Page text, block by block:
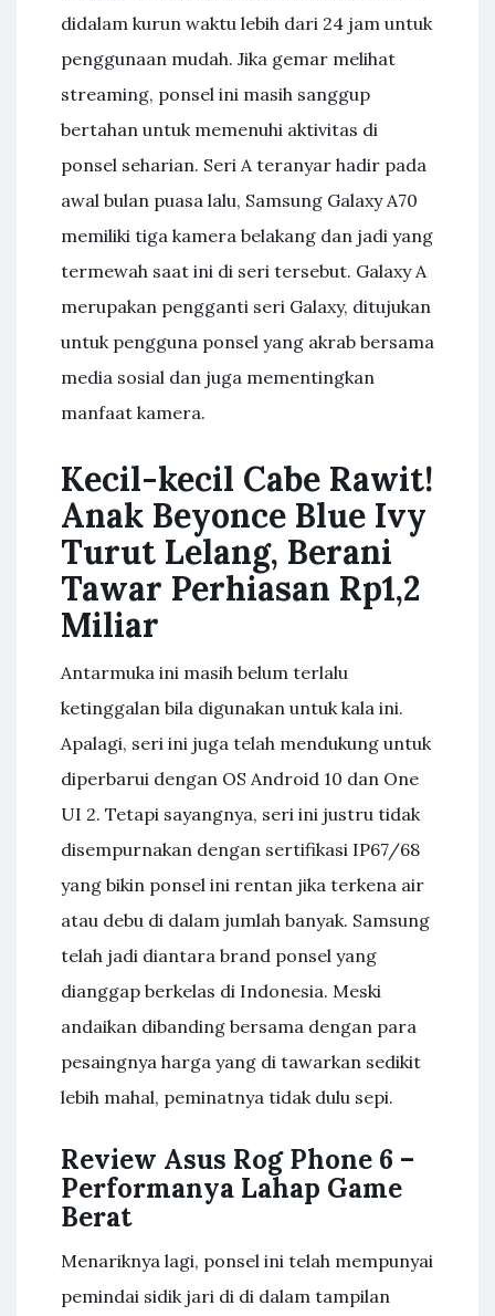
didalam kurun waktu lebih dari 24 jam untuk
penggunaan mudah. Jika gemar melihat
streaming, ponsel ini masih sanggup
bertahan untuk memenuhi aktivitas di
ponsel seharian. Seri A teranyar hadir pada
awal bulan puasa lalu, Samsung Galaxy A70
memiliki tiga kamera belakang dan jadi yang
termewah saat ini di seri tersebut. Galaxy A
merupakan pengganti seri Galaxy, ditujukan
untuk pengguna ponsel yang akrab bersama
media sosial dan juga mementingkan
manfaat kamera.
Kecil-kecil Cabe Rawit!
Anak Beyonce Blue Ivy
Turut Lelang, Berani
Tawar Perhiasan Rp1,2
Miliar
Antarmuka ini masih belum terlalu
ketinggalan bila digunakan untuk kala ini.
Apalagi, seri ini juga telah mendukung untuk
diperbarui dengan OS Android 10 dan One
UI 2. Tetapi sayangnya, seri ini justru tidak
disempurnakan dengan sertifikasi IP67/68
yang bikin ponsel ini rentan jika terkena air
atau debu di dalam jumlah banyak. Samsung
telah jadi diantara brand ponsel yang
dianggap berkelas di Indonesia. Meski
andaikan dibanding bersama dengan para
pesaingnya harga yang di tawarkan sedikit
lebih mahal, peminatnya tidak dulu sepi.
Review Asus Rog Phone 6 –
Performanya Lahap Game
Berat
Menariknya lagi, ponsel ini telah mempunyai
pemindai sidik jari di di dalam tampilan